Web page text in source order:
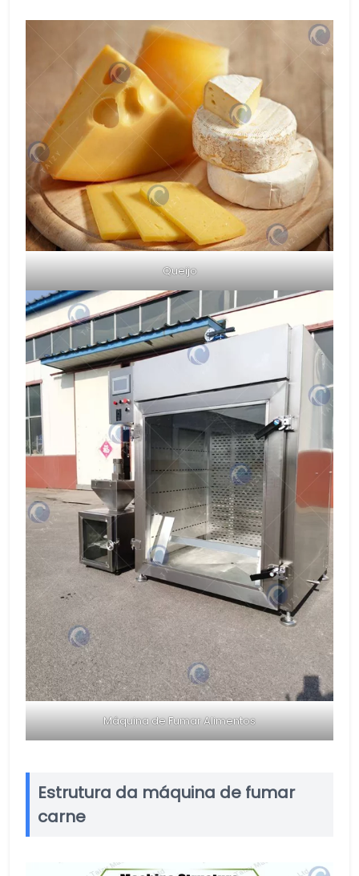
Queijo
Máquina de Fumar Alimentos
Estrutura da máquina de fumar
carne